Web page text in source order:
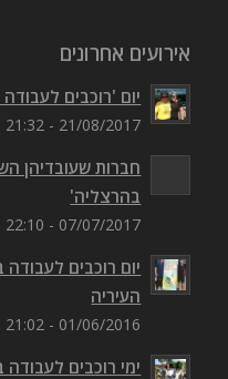
אירועים אחרונים
יום 'רוכבים לעבודה
21/08/2017 - 21:32
חברות שעובדיהן
בהרצליה'
07/07/2017 - 22:10
העיריה
01/06/2016 - 21:02
ימי רוכבים לעבודה